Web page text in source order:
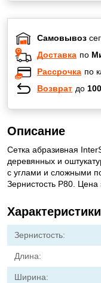
Самовывоз
Доставка по
Рассрочка по
Возврат до
Описание
Сетка абразивная
деревянных и
с углами и сложными
Зернистость Р80. Цена
Характеристики
Зернистость:
Длина:
Ширина: